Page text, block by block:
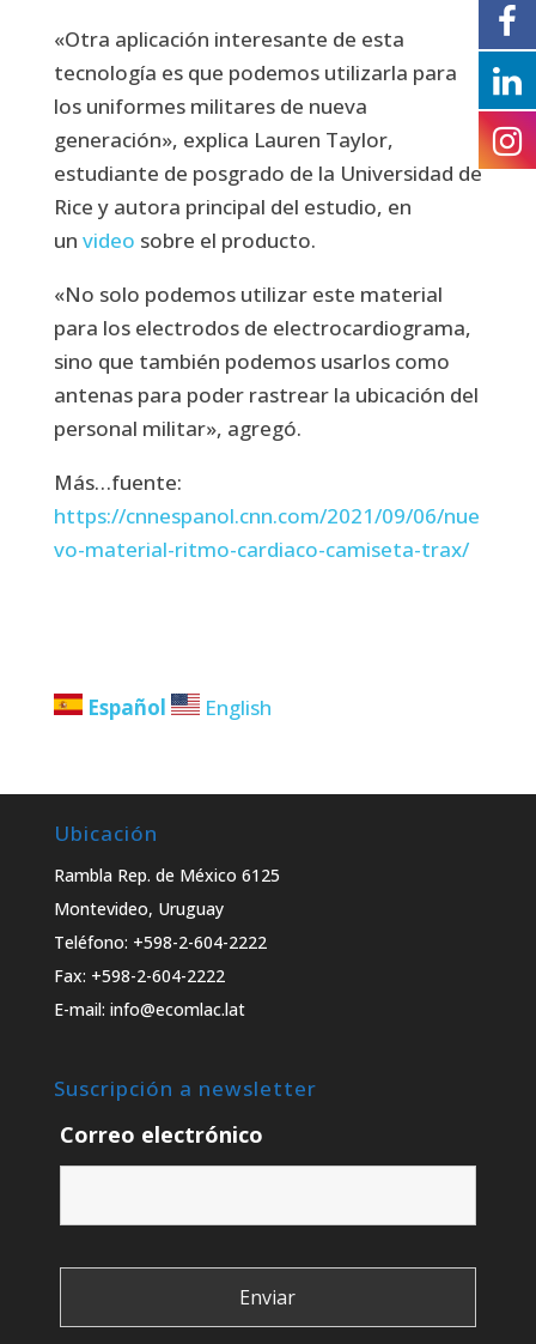
«Otra aplicación interesante de esta
tecnología es que podemos utilizarla para
los uniformes militares de nueva
generación», explica Lauren Taylor,
estudiante de posgrado de la Universidad de
Rice y autora principal del estudio, en
un video sobre el producto.
«No solo podemos utilizar este material
para los electrodos de electrocardiograma,
sino que también podemos usarlos como
antenas para poder rastrear la ubicación del
personal militar», agregó.
Más…fuente:
https://cnnespanol.cnn.com/2021/09/06/nue
vo-material-ritmo-cardiaco-camiseta-trax/
Español English
Ubicación
Rambla Rep. de México 6125
Montevideo, Uruguay
Teléfono: +598-2-604-2222
Fax: +598-2-604-2222
E-mail: info@ecomlac.lat
Suscripción a newsletter
Correo electrónico